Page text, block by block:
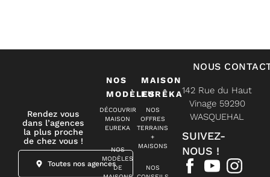
Rendez vous
dans l’agences
la plus proche
de chez vous !
Toutes nos agences
NOS
MODÈLES
DÉCOUVRIR
MAISON
EUREKA
NOS
MODÈLES
DE
MAISON
EURÊKA
NOS
OFFRES
TERRAINS
+
MAISONS
NOS
NOUS
142 Rue du Haut
Vinage 59290
WASQUEHAL
SUIVEZ-
NOUS !